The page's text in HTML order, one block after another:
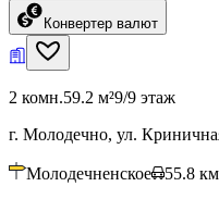
Конвертер валют
2 комн.59.2 м²9/9 этаж
г. Молодечно, ул.
Молодечненское 55.8